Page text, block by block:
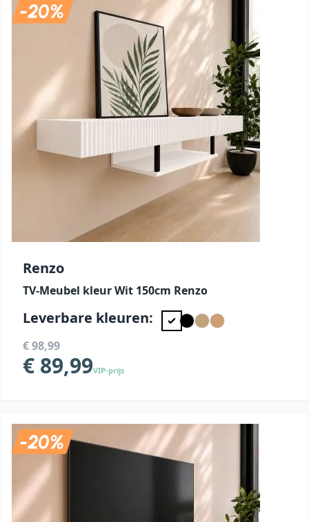
Renzo
TV-Meubel kleur Wit 150cm Renzo
Leverbare kleuren:
€ 98,99
€ 89,99VIP-prijs